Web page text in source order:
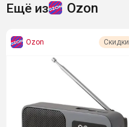
Ещё из Ozon
Ozon Скидки